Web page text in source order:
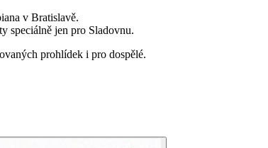
v Bratislavě.
speciálně jen pro Sladovnu.
prohlídek i pro dospělé.